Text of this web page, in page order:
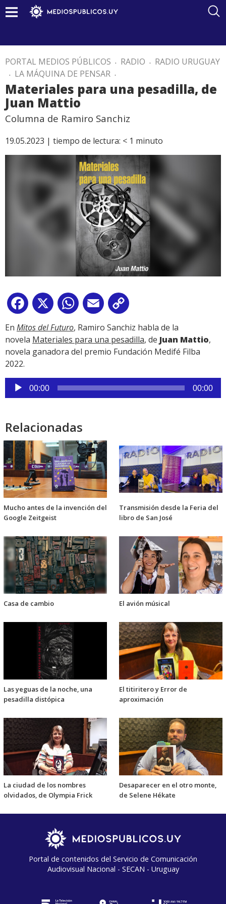
PORTAL MEDIOS PÚBLICOS . RADIO . RADIO URUGUAY
. LA MÁQUINA DE PENSAR .
Materiales para una pesadilla, de
Juan Mattio
Columna de Ramiro Sanchiz
19.05.2023 | tiempo de lectura: < 1 minuto
Facebook
X WhatsApp
Email
Link
En Mitos del Futuro, Ramiro Sanchiz habla de la
novela Materiales para una pesadilla, de Juan Mattio,
novela ganadora del premio Fundación Medifé Filba
2022.
Reproductor
de
00:00 00:00
Relacionadas
Mucho antes de la invención del
Google Zeitgeist
Transmisión desde la Feria del
libro de San José
Casa de cambio El avión músical
Las yeguas de la noche, una
pesadilla distópica
El titiritero y Error de
aproximación
La ciudad de los nombres
olvidados, de Olympia Frick
Desaparecer en el otro monte,
de Selene Hékate
Portal de contenidos del Servicio de Comunicación
Audiovisual Nacional - SECAN - Uruguay